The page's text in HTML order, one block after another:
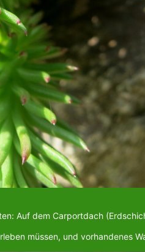
Auf dem Carportdach
müssen, und vorhandenes